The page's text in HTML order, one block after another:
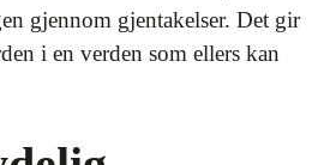
gjennom gjentakelser. Det gir
i en verden som ellers kan